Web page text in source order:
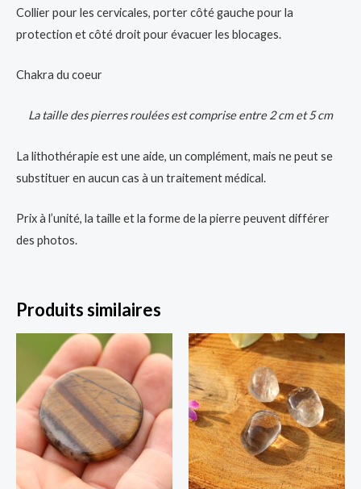
Collier pour les cervicales, porter côté gauche pour la
protection et côté droit pour évacuer les blocages.
Chakra du coeur
La taille des pierres roulées est comprise entre 2 cm et 5 cm
La lithothérapie est une aide, un complément, mais ne peut se
substituer en aucun cas à un traitement médical.
Prix à l’unité, la taille et la forme de la pierre peuvent différer
des photos.
Produits similaires